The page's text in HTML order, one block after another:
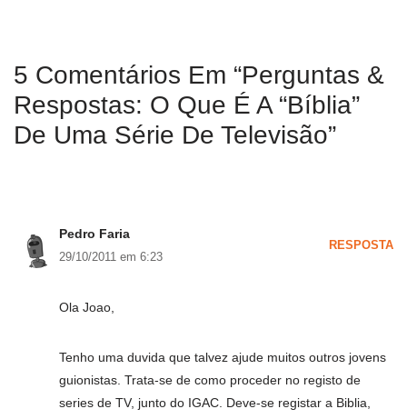
5 Comentários Em “Perguntas &
Respostas: O Que É A “bíblia”
De Uma Série De Televisão”
Pedro Faria
29/10/2011 em 6:23
RESPOSTA
Ola Joao,
Tenho uma duvida que talvez ajude muitos outros jovens
guionistas. Trata-se de como proceder no registo de
series de TV, junto do IGAC. Deve-se registar a Biblia,